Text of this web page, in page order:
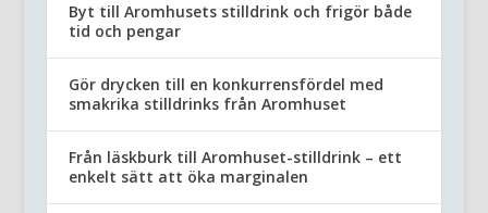
Byt till Aromhusets stilldrink och frigör både
tid och pengar
Gör drycken till en konkurrensfördel med
smakrika stilldrinks från Aromhuset
Från läskburk till Aromhuset-stilldrink – ett
enkelt sätt att öka marginalen